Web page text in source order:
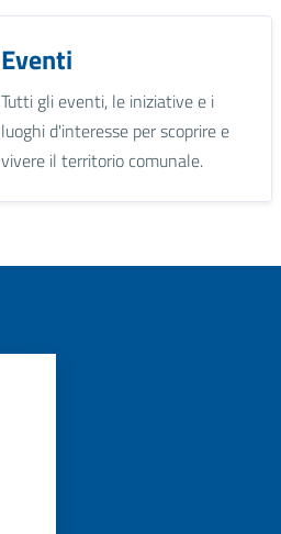
Eventi
Tutti gli eventi, le iniziative e i
luoghi d'interesse per scoprire e
vivere il territorio comunale.